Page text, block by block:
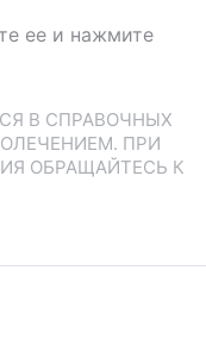
ее и нажмите
В СПРАВОЧНЫХ
ПРИ
ОБРАЩАЙТЕСЬ К